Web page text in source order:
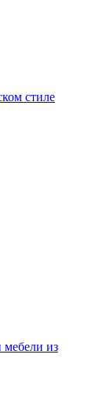
стиле
мебели из